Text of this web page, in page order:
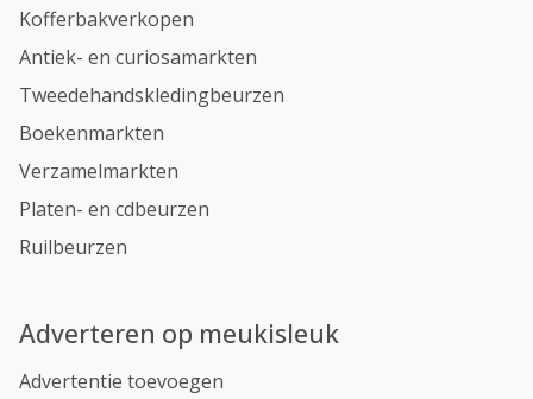
Kofferbakverkopen
Antiek- en curiosamarkten
Tweedehandskledingbeurzen
Boekenmarkten
Verzamelmarkten
Platen- en cdbeurzen
Ruilbeurzen
Adverteren op meukisleuk
Advertentie toevoegen